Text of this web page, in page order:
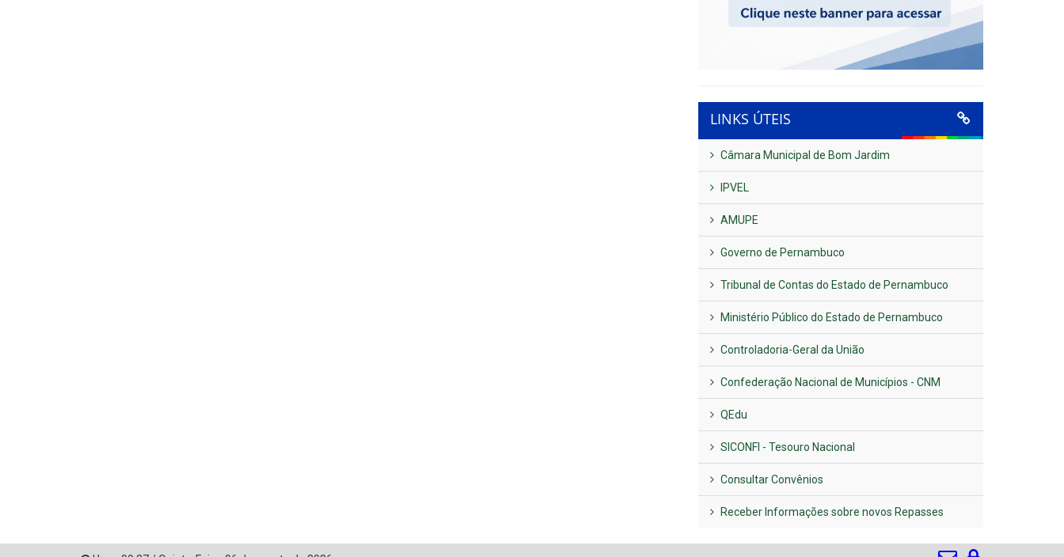
LINKS ÚTEIS
Câmara Municipal de Bom Jardim
IPVEL
AMUPE
Governo de Pernambuco
Tribunal de Contas do Estado de Pernambuco
Ministério Público do Estado de Pernambuco
Controladoria-Geral da União
Confederação Nacional de Municípios - CNM
QEdu
SICONFI - Tesouro Nacional
Consultar Convênios
Receber Informações sobre novos Repasses